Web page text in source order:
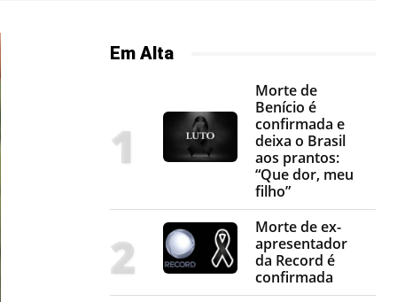
Em Alta
Morte de
Benício é
confirmada e
deixa o Brasil
aos prantos:
“Que dor, meu
filho”
Morte de ex-
apresentador
da Record é
confirmada